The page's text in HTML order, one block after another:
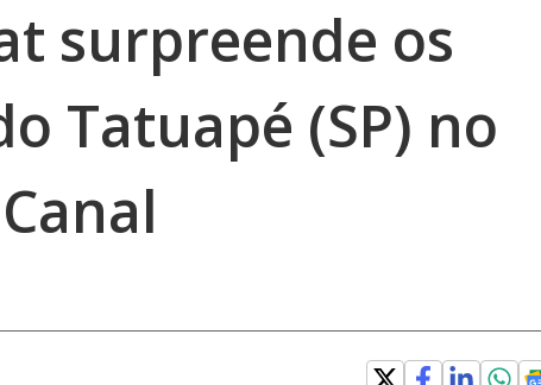
surpreende os
Tatuapé (SP) no